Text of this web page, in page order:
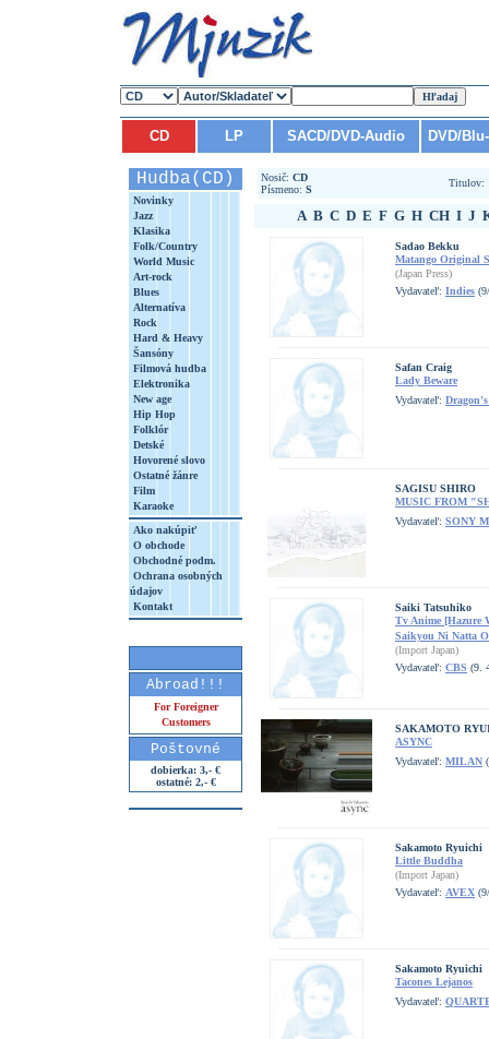
CD LP SACD/DVD-Audio DVD/
Hudba(CD)
Novinky
Jazz
Klasika
Folk/Country
World Music
Art-rock
Blues
Alternatíva
Rock
Hard & Heavy
Šansóny
Filmová hudba
Elektronika
New age
Hip Hop
Folklór
Detské
Hovorené slovo
Ostatné žánre
Film
Karaoke
Ako nakúpiť
O obchode
Obchodné podm.
Ochrana osobných
údajov
Kontakt
Abroad!!!
For Foreigner
Customers
Poštovné
dobierka: 3,- €
ostatné: 2,- €
Nosič: CD
Písmeno: S
A B C D E F G H CH I J
Sadao Bekku
Matango Original
(Japan Press)
Vydavateľ: Indies
Safan Craig
Lady Beware
Vydavateľ:
SAGISU SHIRO
MUSIC FROM
Vydavateľ: SONY
Saiki Tatsuhiko
Tv Anime [Hazure
Saikyou Ni Natta
(Import Japan)
Vydavateľ: CBS (9.
SAKAMOTO
ASYNC
Vydavateľ: MILAN
Sakamoto Ryuichi
Little Buddha
(Import Japan)
Vydavateľ: AVEX
Sakamoto Ryuichi
Tacones Lejanos
Vydavateľ: